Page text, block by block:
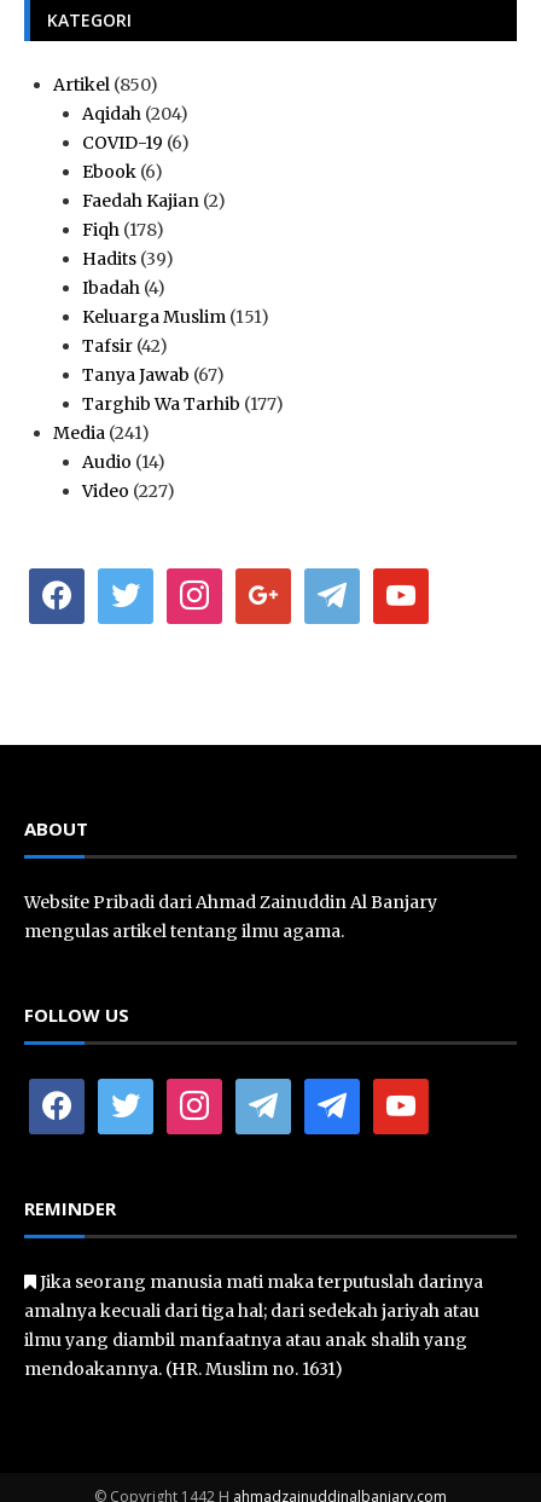
KATEGORI
Artikel (850)
Aqidah (204)
COVID-19 (6)
Ebook (6)
Faedah Kajian (2)
Fiqh (178)
Hadits (39)
Ibadah (4)
Keluarga Muslim (151)
Tafsir (42)
Tanya Jawab (67)
Targhib Wa Tarhib (177)
Media (241)
Audio (14)
Video (227)
facebook twitter instagramgoogle telegram youtube
ABOUT
Website Pribadi dari Ahmad Zainuddin Al Banjary
mengulas artikel tentang ilmu agama.
FOLLOW US
facebook twitter instagramtelegram telegram youtube
REMINDER
Jika seorang manusia mati maka terputuslah darinya
amalnya kecuali dari tiga hal; dari sedekah jariyah atau
ilmu yang diambil manfaatnya atau anak shalih yang
mendoakannya. (HR. Muslim no. 1631)
© Copyright 1442 H ahmadzainuddinalbanjary.com